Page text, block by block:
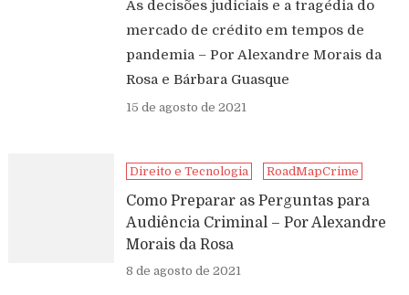
As decisões judiciais e a tragédia do
mercado de crédito em tempos de
pandemia – Por Alexandre Morais da
Rosa e Bárbara Guasque
15 de agosto de 2021
Direito e Tecnologia RoadMapCrime
Como Preparar as Perguntas para
Audiência Criminal – Por Alexandre
Morais da Rosa
8 de agosto de 2021